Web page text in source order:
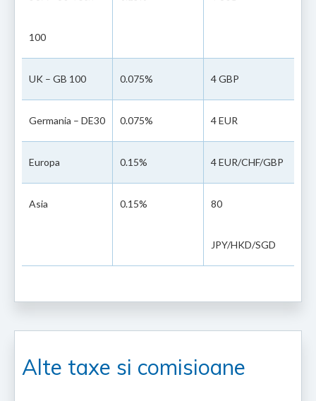
100
UK – GB 100 0.075% 4 GBP
Germania – DE30 0.075% 4 EUR
Europa 0.15% 4 EUR/CHF/GBP
Asia 0.15% 80
JPY/HKD/SGD
Alte taxe si comisioane